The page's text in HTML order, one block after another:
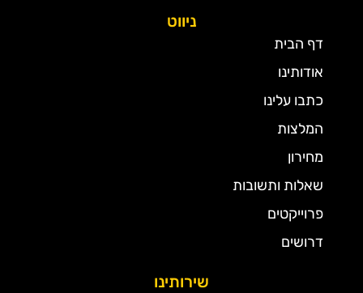
ניווט
דף הבית
אודותינו
כתבו עלינו
המלצות
מחירון
שאלות ותשובות
פרוייקטים
דרושים
שירותינו